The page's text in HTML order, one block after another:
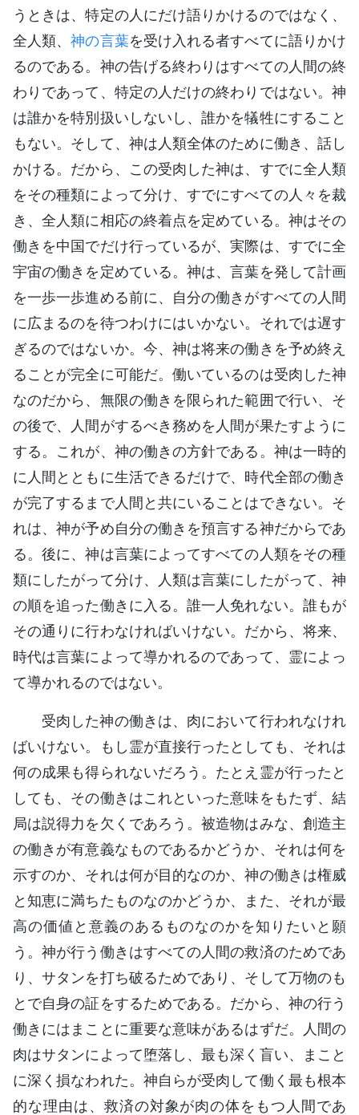
うときは、特定の人にだけ語りかけるのではなく、
全人類、神の言葉を受け入れる者すべてに語りかけ
るのである。神の告げる終わりはすべての人間の終
わりであって、特定の人だけの終わりではない。神
は誰かを特別扱いしないし、誰かを犠牲にすること
もない。そして、神は人類全体のために働き、話し
かける。だから、この受肉した神は、すでに全人類
をその種類によって分け、すでにすべての人々を裁
き、全人類に相応の終着点を定めている。神はその
働きを中国でだけ行っているが、実際は、すでに全
宇宙の働きを定めている。神は、言葉を発して計画
を一歩一歩進める前に、自分の働きがすべての人間
に広まるのを待つわけにはいかない。それでは遅す
ぎるのではないか。今、神は将来の働きを予め終え
ることが完全に可能だ。働いているのは受肉した神
なのだから、無限の働きを限られた範囲で行い、そ
の後で、人間がするべき務めを人間が果たすように
する。これが、神の働きの方針である。神は一時的
に人間とともに生活できるだけで、時代全部の働き
が完了するまで人間と共にいることはできない。そ
れは、神が予め自分の働きを預言する神だからであ
る。後に、神は言葉によってすべての人類をその種
類にしたがって分け、人類は言葉にしたがって、神
の順を追った働きに入る。誰一人免れない。誰もが
その通りに行わなければいけない。だから、将来、
時代は言葉によって導かれるのであって、霊によっ
て導かれるのではない。
受肉した神の働きは、肉において行われなけれ
ばいけない。もし霊が直接行ったとしても、それは
何の成果も得られないだろう。たとえ霊が行ったと
しても、その働きはこれといった意味をもたず、結
局は説得力を欠くであろう。被造物はみな、創造主
の働きが有意義なものであるかどうか、それは何を
示すのか、それは何が目的なのか、神の働きは権威
と知恵に満ちたものなのかどうか、また、それが最
高の価値と意義のあるものなのかを知りたいと願
う。神が行う働きはすべての人間の救済のためであ
り、サタンを打ち破るためであり、そして万物のも
とで自身の証をするためである。だから、神の行う
働きにはまことに重要な意味があるはずだ。人間の
肉はサタンによって堕落し、最も深く盲い、まこと
に深く損なわれた。神自らが受肉して働く最も根本
的な理由は、救済の対象が肉の体をもつ人間であ